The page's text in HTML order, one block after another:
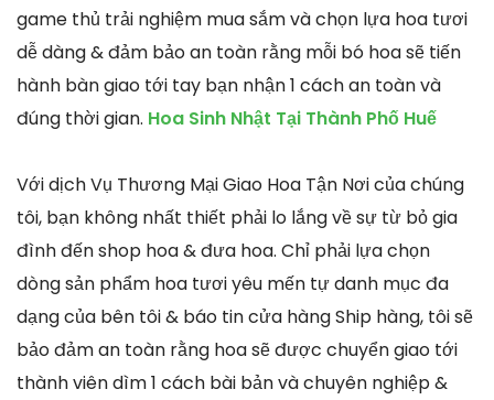
game thủ trải nghiệm mua sắm và chọn lựa hoa tươi
dễ dàng & đảm bảo an toàn rằng mỗi bó hoa sẽ tiến
hành bàn giao tới tay bạn nhận 1 cách an toàn và
đúng thời gian. Hoa Sinh Nhật Tại Thành Phố Huế
Với dịch Vụ Thương Mại Giao Hoa Tận Nơi của chúng
tôi, bạn không nhất thiết phải lo lắng về sự từ bỏ gia
đình đến shop hoa & đưa hoa. Chỉ phải lựa chọn
dòng sản phẩm hoa tươi yêu mến tự danh mục đa
dạng của bên tôi & báo tin cửa hàng Ship hàng, tôi sẽ
bảo đảm an toàn rằng hoa sẽ được chuyển giao tới
thành viên dìm 1 cách bài bản và chuyên nghiệp &